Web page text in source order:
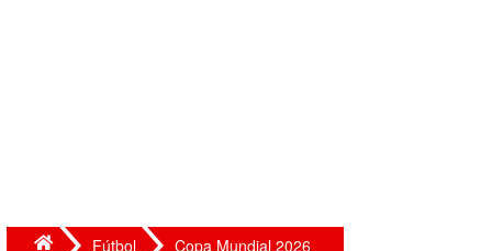
Fútbol Copa Mundial 2026